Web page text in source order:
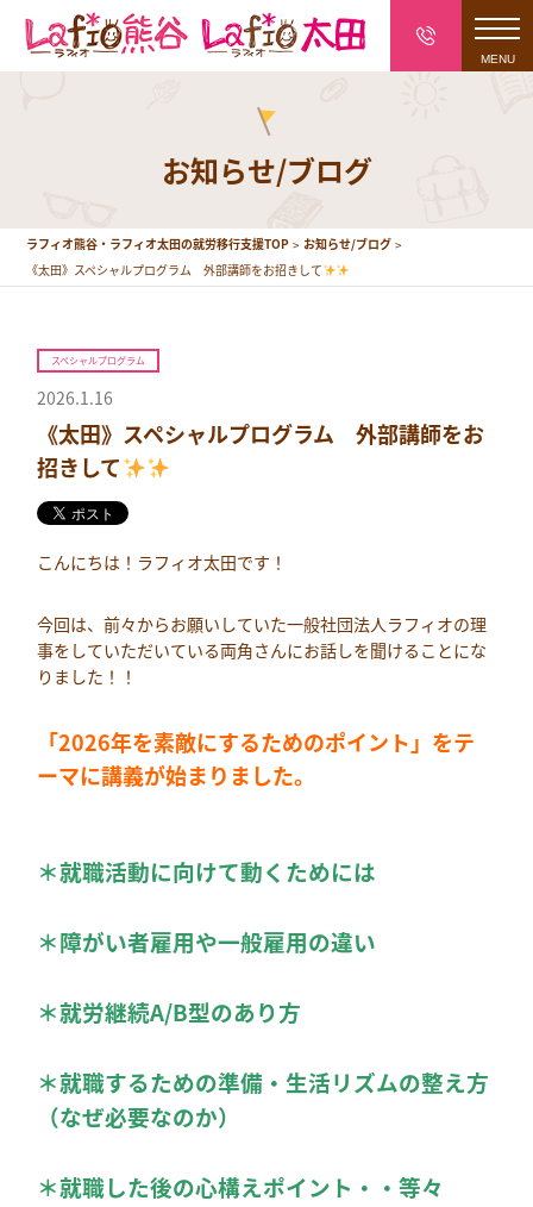
お知らせ/ブログ
ラフィオ熊谷・ラフィオ太田の就労移行支援TOP
お知らせ/ブログ
《太田》スペシャルプログラム 外部講師をお招きして
スペシャルプログラム
2026.1.16
《太田》スペシャルプログラム 外部講師をお
招きして
こんにちは！ラフィオ太田です！
今回は、前々からお願いしていた一般社団法人ラフィオの理
事をしていただいている両角さんにお話しを聞けることにな
りました！！
「2026年を素敵にするためのポイント」をテ
ーマに講義が始まりました。
＊就職活動に向けて動くためには
＊障がい者雇用や一般雇用の違い
＊就労継続A/B型のあり方
＊就職するための準備・生活リズムの整え方
（なぜ必要なのか）
＊就職した後の心構えポイント・・等々